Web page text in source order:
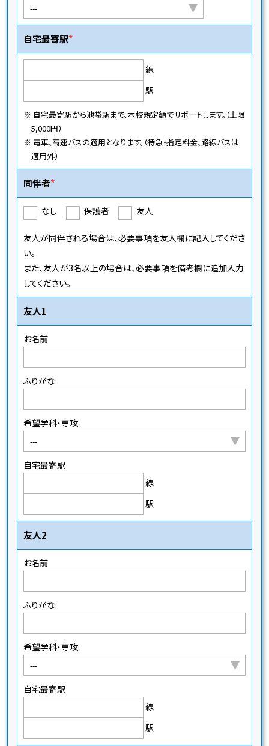
自宅最寄駅
線
駅
※ 自宅最寄駅から池袋駅まで、本校規定額でサポートします。（上限
5,000円）
※ 電車、高速バスの適用となります。（特急・指定料金、路線バスは
適用外）
同伴者
なし 保護者 友人
友人が同伴される場合は、必要事項を友人欄に記入してくださ
い。
また、友人が3名以上の場合は、必要事項を備考欄に追加入力
してください。
友人1
お名前
ふりがな
希望学科・専攻
自宅最寄駅
線
駅
友人2
お名前
ふりがな
希望学科・専攻
自宅最寄駅
線
駅